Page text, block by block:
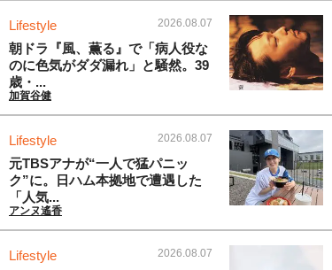
Lifestyle 2026.08.07
朝ドラ『風、薫る』で「病人役な
のに色気がダダ漏れ」と騒然。39
歳・...
加賀谷健
Lifestyle 2026.08.07
元TBSアナが“一人で猛パニッ
ク”に。日ハム本拠地で遭遇した
「人気...
アンヌ遙香
Lifestyle 2026.08.07